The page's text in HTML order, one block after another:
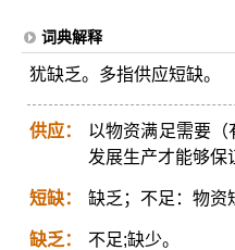
词典解释
犹缺乏。多指供应短缺。
供应：
以物资满足需要
发展生产才能够保
短缺： 缺乏；不足：物资
缺乏： 不足;缺少。